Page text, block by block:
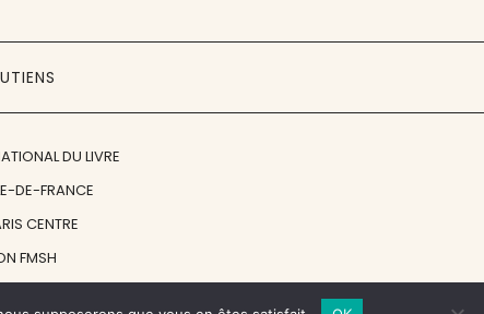
DU LIVRE
DE-FRANCE
CENTRE
FMSH